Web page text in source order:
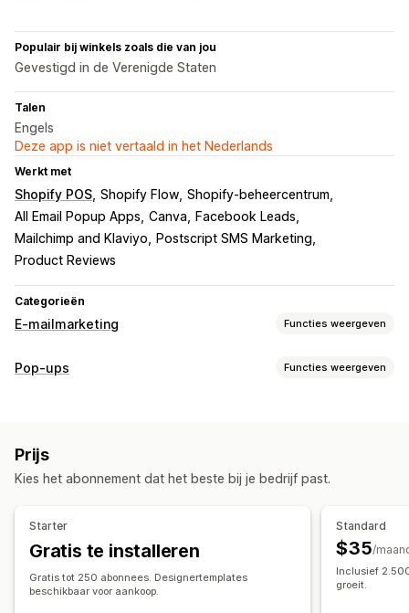
Populair bij winkels zoals die van jou
Gevestigd in de Verenigde Staten
Talen
Engels
Deze app is niet vertaald in het Nederlands
Werkt met
Shopify POS Shopify Flow Shopify-beheercentrum
All Email Popup Apps Canva
Facebook Leads
Mailchimp and Klaviyo
Postscript SMS Marketing
Product Reviews
Categorieën
E-mailmarketing Functies weergeven
Soorten campagnes
Winkelwagenmails
Verlaten winkelwagen Verlaten productpagina
Weer-op-voorraadmails
Productaanbevelingen
Drip-campagnes
Abonnementen
Productrecensies Campagnes op maat
Pop-ups Functies weergeven
Winkelwagenpop-ups
Nieuwsbrieven Formulieren Banners Aankondigingen
Pop-ups op maat
Bewerkingstool
Templates Vertaling
Prijs
Kies het abonnement dat het beste bij je bedrijf past.
Starter
Gratis te installeren
Gratis tot 250 abonnees. Designertemplates
beschikbaar voor aankoop.
Standard
$35/
Inclusief
groeit.